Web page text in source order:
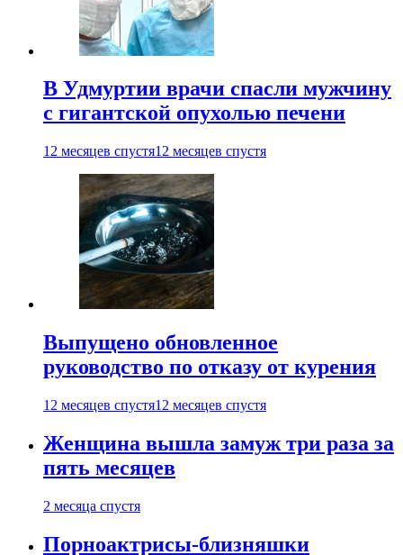
В Удмуртии врачи спасли мужчину
с гигантской опухолью печени
12 месяцев спустя12 месяцев спустя
Выпущено обновленное
руководство по отказу от курения
12 месяцев спустя12 месяцев спустя
Женщина вышла замуж три раза за
пять месяцев
2 месяца спустя
Порноактрисы-близняшки